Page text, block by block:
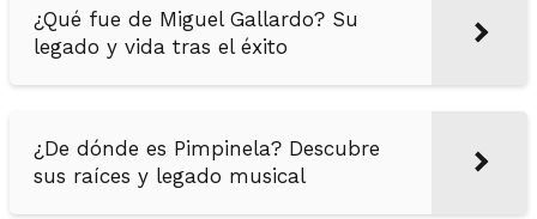
¿Qué fue de Miguel Gallardo? Su
legado y vida tras el éxito
¿De dónde es Pimpinela? Descubre
sus raíces y legado musical